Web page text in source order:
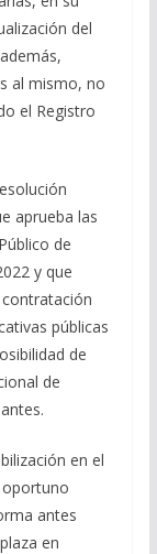
del
al mismo, no
el Registro
aprueba las
de
y que
públicas
de
de
en el
antes
en